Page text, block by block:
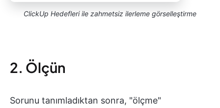
ClickUp Hedefleri ile zahmetsiz ilerleme görselleştirme
2. Ölçün
Sorunu tanımladıktan sonra, "ölçme"